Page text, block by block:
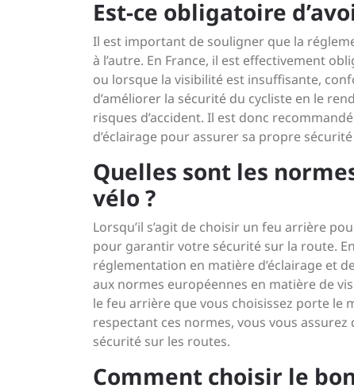
Est-ce obligatoire
Il est important de souligner que la
à l’autre. En France, il est effectivement
ou lorsque la visibilité est insuffisante,
d’améliorer la sécurité du cycliste en le
risques d’accident. Il est donc
d’éclairage pour assurer sa propre
Quelles sont les
vélo ?
Lorsqu’il s’agit de choisir un feu arrière
pour garantir votre sécurité sur la route.
réglementation en matière d’éclairage et
aux normes européennes en matière de
le feu arrière que vous choisissez porte le
respectant ces normes, vous vous
sécurité sur les routes.
Comment choisir le